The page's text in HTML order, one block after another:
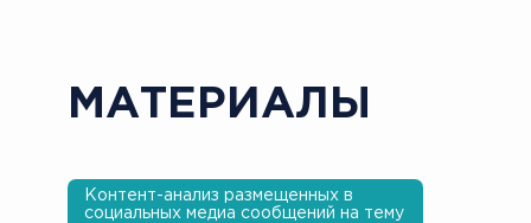
МАТЕРИАЛЫ
Контент-анализ размещенных в
социальных медиа сообщений на тему